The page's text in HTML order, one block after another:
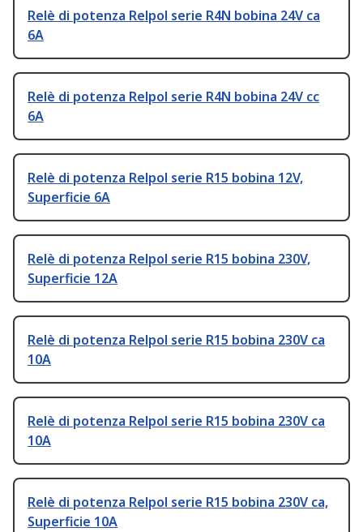
Relè di potenza Relpol serie R4N bobina 24V ca
6A
Relè di potenza Relpol serie R4N bobina 24V cc
6A
Relè di potenza Relpol serie R15 bobina 12V,
Superficie 6A
Relè di potenza Relpol serie R15 bobina 230V,
Superficie 12A
Relè di potenza Relpol serie R15 bobina 230V ca
10A
Relè di potenza Relpol serie R15 bobina 230V ca
10A
Relè di potenza Relpol serie R15 bobina 230V ca,
Superficie 10A